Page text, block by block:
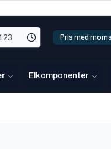
Pris med moms
Elkomponenter